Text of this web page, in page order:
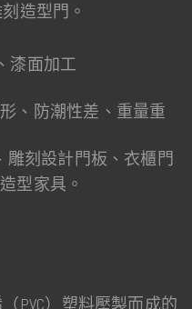
造型門。
漆面加工
、防潮性差、重量重
刻設計門板、衣櫃門
型家具。
PVC）塑料壓製而成的